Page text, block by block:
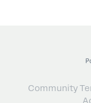
Community